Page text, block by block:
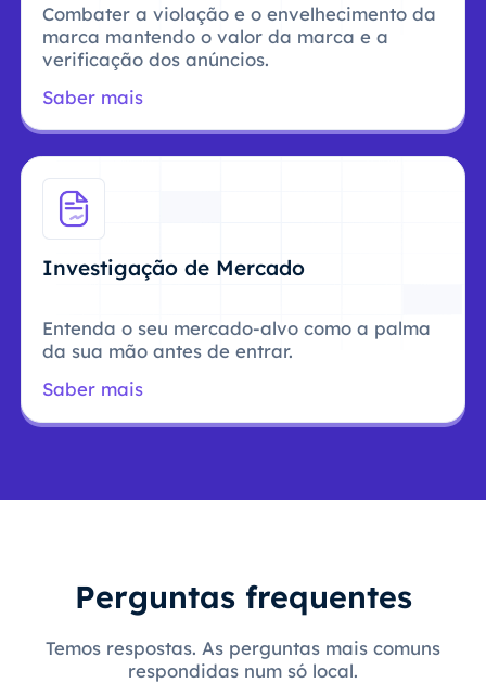
Combater a violação e o envelhecimento da
marca mantendo o valor da marca e a
verificação dos anúncios.
Saber mais
Investigação de Mercado
Entenda o seu mercado-alvo como a palma
da sua mão antes de entrar.
Saber mais
Perguntas frequentes
Temos respostas. As perguntas mais comuns
respondidas num só local.